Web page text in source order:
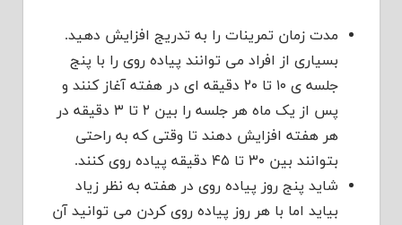
مدت زمان تمرینات را به تدریج افزایش دهید.
بسیاری از افراد می توانند پیاده روی را با پنج
جلسه ی ۱۰ تا ۲۰ دقیقه ای در هفته آغاز کنند و
پس از یک ماه هر جلسه را بین ۲ تا ۳ دقیقه در
هر هفته افزایش دهند تا وقتی که به راحتی
بتوانند بین ۳۰ تا ۴۵ دقیقه پیاده روی کنند.
شاید پنج روز پیاده روی در هفته به نظر زیاد
بیاید اما با هر روز پیاده روی کردن می توانید آن